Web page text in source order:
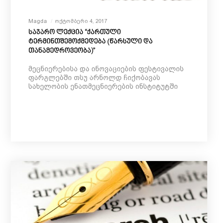
Magda Ოქტომბერი 4, 2017
საჯარო ლექცია “ქართული
ტერმინთშემოქმედება (წარსული და
თანამედროვეობა)”
მეცნიერებისა და ინოვაციების ფესტივალის
ფარგლებში თსუ არნოლდ ჩიქობავას
სახელობის ენათმეცნიერების ინსტიტუტში